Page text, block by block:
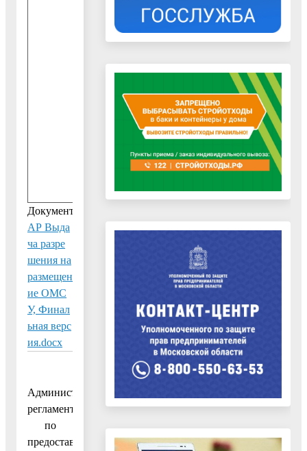
Документ:
АР Выда
ча разре
шения на
размещен
ие ОМС
У, Финал
ьная верс
ия.docx
Административного
регламента
по
предоставлению